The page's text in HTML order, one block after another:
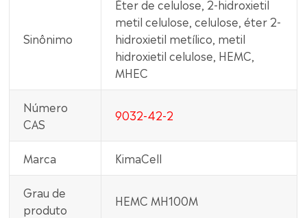
Sinônimo
Éter de celulose, 2-hidroxietil
metil celulose, celulose, éter 2-
hidroxietil metílico, metil
hidroxietil celulose, HEMC,
MHEC
Número
CAS
9032-42-2
Marca KimaCell
Grau de
produto
HEMC MH100M